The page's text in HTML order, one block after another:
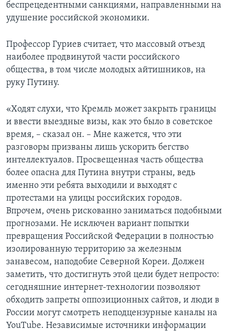
беспрецедентными санкциями, направленными на
удушение российской экономики.
Профессор Гуриев считает, что массовый отъезд
наиболее продвинутой части российского
общества, в том числе молодых айтишников, на
руку Путину.
«Ходят слухи, что Кремль может закрыть границы
и ввести выездные визы, как это было в советское
время, – сказал он. – Мне кажется, что эти
разговоры призваны лишь ускорить бегство
интеллектуалов. Просвещенная часть общества
более опасна для Путина внутри страны, ведь
именно эти ребята выходили и выходят с
протестами на улицы российских городов.
Впрочем, очень рискованно заниматься подобными
прогнозами. Не исключен вариант попытки
превращения Российской Федерации в полностью
изолированную территорию за железным
занавесом, наподобие Северной Кореи. Должен
заметить, что достигнуть этой цели будет непросто:
сегодняшние интернет-технологии позволяют
обходить запреты оппозиционных сайтов, и люди в
России могут смотреть неподцензурные каналы на
YouTube. Независимые источники информации